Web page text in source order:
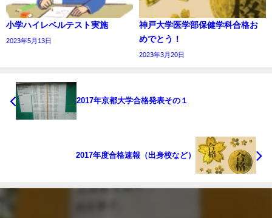
小学ハイレベルテスト実施
2023年5月13日
神戸大学医学部保健学科合格お
めでとう！
2023年3月20日
2017年京都大学合格発表その１
2017年度合格速報（出身校など）